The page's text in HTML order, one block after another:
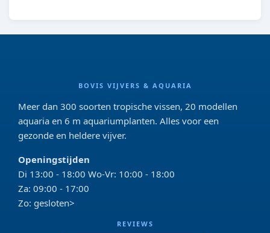
BOVIS VIJVERS & AQUARIA
Meer dan 300 soorten tropische vissen, 20 modellen
aquaria en 6 m aquariumplanten. Alles voor een
gezonde en heldere vijver.
Openingstijden
Di 13:00 - 18:00 Wo-Vr: 10:00 - 18:00
Za: 09:00 - 17:00
Zo: gesloten>
REVIEWS